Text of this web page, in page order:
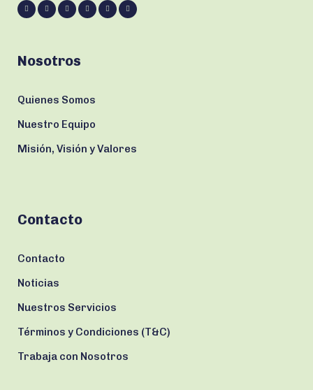
Nosotros
Quienes Somos
Nuestro Equipo
Misión, Visión y Valores
Contacto
Contacto
Noticias
Nuestros Servicios
Términos y Condiciones (T&C)
Trabaja con Nosotros